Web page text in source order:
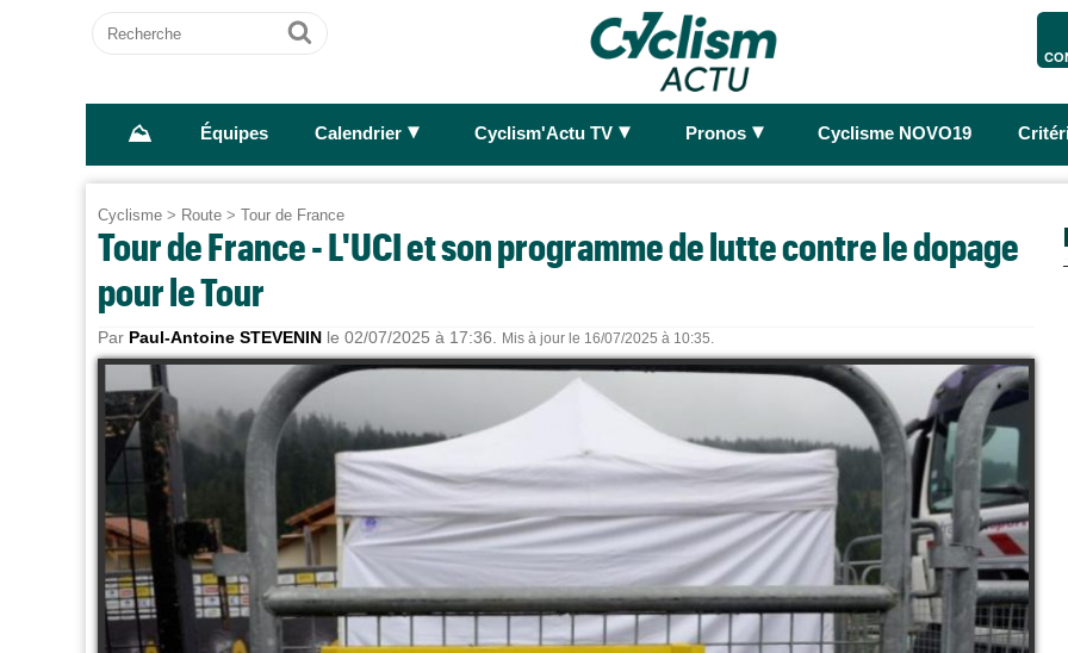
Recherche
Ok
⛰ Équipes Calendrier ► Cyclism'Actu TV ► Pronos ► Cyclisme NOVO19
Cyclisme > Route > Tour de France
Tour de France - L'UCI et son programme de lutte contre le dopage
pour le Tour
Par Paul-Antoine STEVENIN le 02/07/2025 à 17:36. Mis à jour le 16/07/2025 à 10:35.